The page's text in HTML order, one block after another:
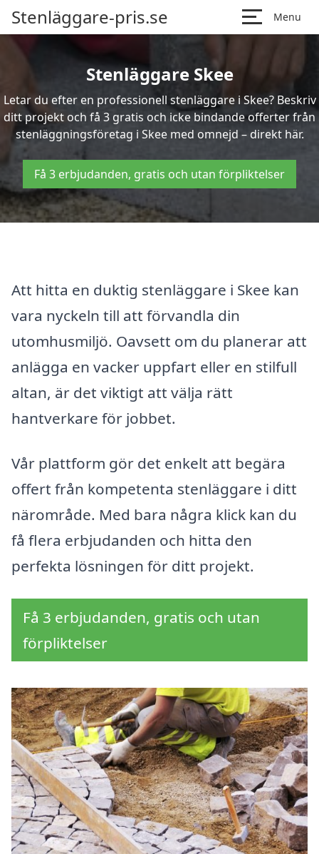
Stenläggare-pris.se Menu
Stenläggare Skee
Letar du efter en professionell stenläggare i Skee? Beskriv
ditt projekt och få 3 gratis och icke bindande offerter från
stenläggningsföretag i Skee med omnejd – direkt här.
Få 3 erbjudanden, gratis och utan förpliktelser
Att hitta en duktig stenläggare i Skee kan
vara nyckeln till att förvandla din
utomhusmiljö. Oavsett om du planerar att
anlägga en vacker uppfart eller en stilfull
altan, är det viktigt att välja rätt
hantverkare för jobbet.
Vår plattform gör det enkelt att begära
offert från kompetenta stenläggare i ditt
närområde. Med bara några klick kan du
få flera erbjudanden och hitta den
perfekta lösningen för ditt projekt.
Få 3 erbjudanden, gratis och utan
förpliktelser